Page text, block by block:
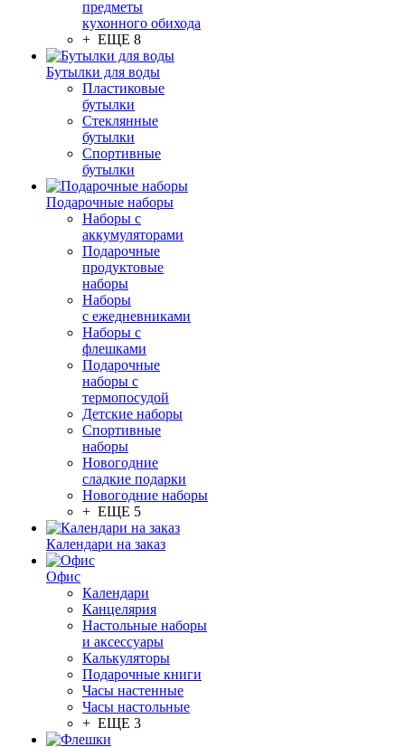
предметы
кухонного обихода
+ ЕЩЕ 8
Бутылки для воды
Пластиковые
бутылки
Стеклянные
бутылки
Спортивные
бутылки
Подарочные наборы
Наборы с
аккумуляторами
Подарочные
продуктовые
наборы
Наборы
с ежедневниками
Наборы с
флешками
Подарочные
наборы с
термопосудой
Детские наборы
Спортивные
наборы
Новогодние
сладкие подарки
Новогодние наборы
+ ЕЩЕ 5
Календари на заказ
Офис
Календари
Канцелярия
Настольные наборы
и аксессуары
Калькуляторы
Подарочные книги
Часы настенные
Часы настольные
+ ЕЩЕ 3